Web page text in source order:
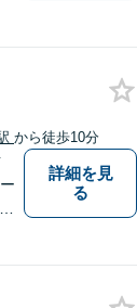
から徒歩10分
詳細を見
る